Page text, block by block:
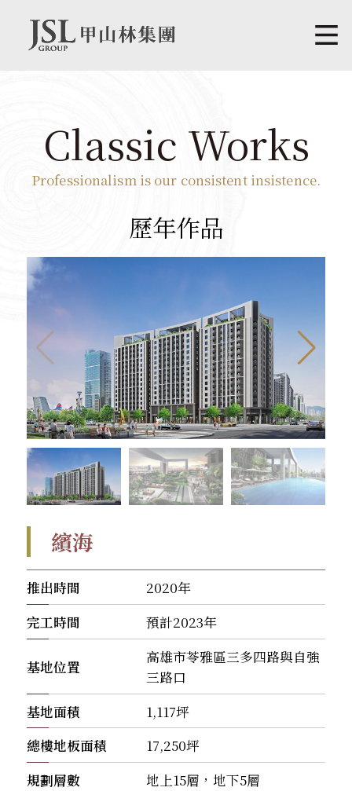
Professionalism is our consistent insistence.
Classic Works
歷年作品
繽海
推出時間
2020年
完工時間
預計2023年
基地位置
高雄市苓雅區三多四路與自強
三路口
基地面積
1,117坪
總樓地板面積
17,250坪
規劃層數
地上15層，地下5層